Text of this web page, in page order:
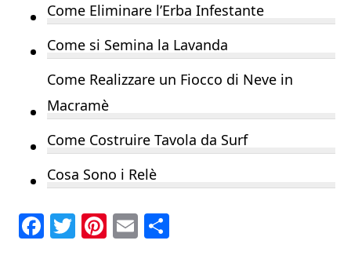
Come Eliminare l’Erba Infestante
Come si Semina la Lavanda
Come Realizzare un Fiocco di Neve in
Macramè
Come Costruire Tavola da Surf
Cosa Sono i Relè
F T Pi E